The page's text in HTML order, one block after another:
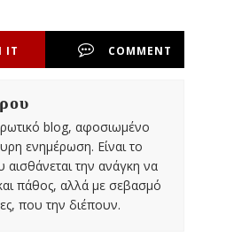
IT COMMENT
blog, αφοσιωμένο
ενημέρωση. Είναι το
την ανάγκη να
πάθος, αλλά με σεβασμό
που την διέπουν.